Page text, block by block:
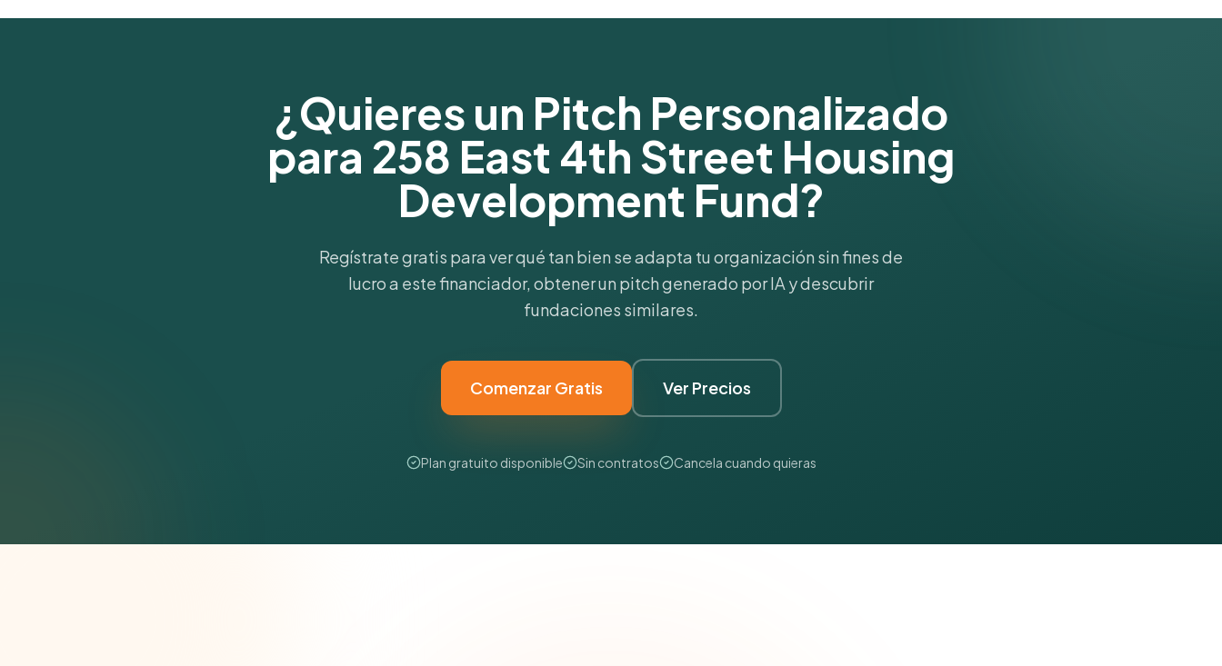
¿Quieres un Pitch Personalizado
para 258 East 4th Street Housing
Development Fund?
Regístrate gratis para ver qué tan bien se adapta tu organización sin fines de
lucro a este financiador, obtener un pitch generado por IA y descubrir
fundaciones similares.
Comenzar Gratis Ver Precios
Plan gratuito disponible Sin contratos Cancela cuando quieras